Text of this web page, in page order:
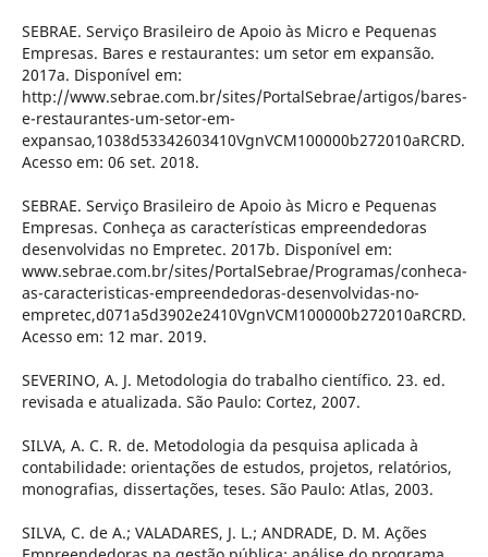
SEBRAE. Serviço Brasileiro de Apoio às Micro e Pequenas
Empresas. Bares e restaurantes: um setor em expansão.
2017a. Disponível em:
http://www.sebrae.com.br/sites/PortalSebrae/artigos/bares-
e-restaurantes-um-setor-em-
expansao,1038d53342603410VgnVCM100000b272010aRCRD.
Acesso em: 06 set. 2018.
SEBRAE. Serviço Brasileiro de Apoio às Micro e Pequenas
Empresas. Conheça as características empreendedoras
desenvolvidas no Empretec. 2017b. Disponível em:
www.sebrae.com.br/sites/PortalSebrae/Programas/conheca-
as-caracteristicas-empreendedoras-desenvolvidas-no-
empretec,d071a5d3902e2410VgnVCM100000b272010aRCRD.
Acesso em: 12 mar. 2019.
SEVERINO, A. J. Metodologia do trabalho científico. 23. ed.
revisada e atualizada. São Paulo: Cortez, 2007.
SILVA, A. C. R. de. Metodologia da pesquisa aplicada à
contabilidade: orientações de estudos, projetos, relatórios,
monografias, dissertações, teses. São Paulo: Atlas, 2003.
SILVA, C. de A.; VALADARES, J. L.; ANDRADE, D. M. Ações